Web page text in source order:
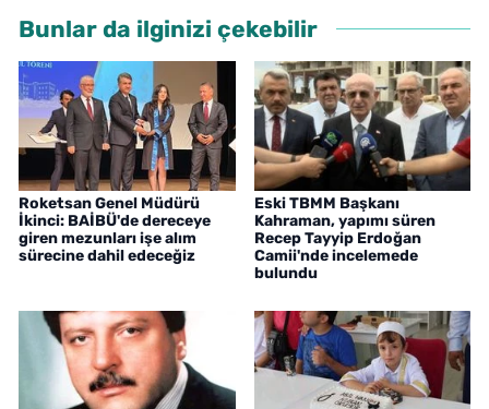
Bunlar da ilginizi çekebilir
Roketsan Genel Müdürü
İkinci: BAİBÜ'de dereceye
giren mezunları işe alım
sürecine dahil edeceğiz
Eski TBMM Başkanı
Kahraman, yapımı süren
Recep Tayyip Erdoğan
Camii'nde incelemede
bulundu